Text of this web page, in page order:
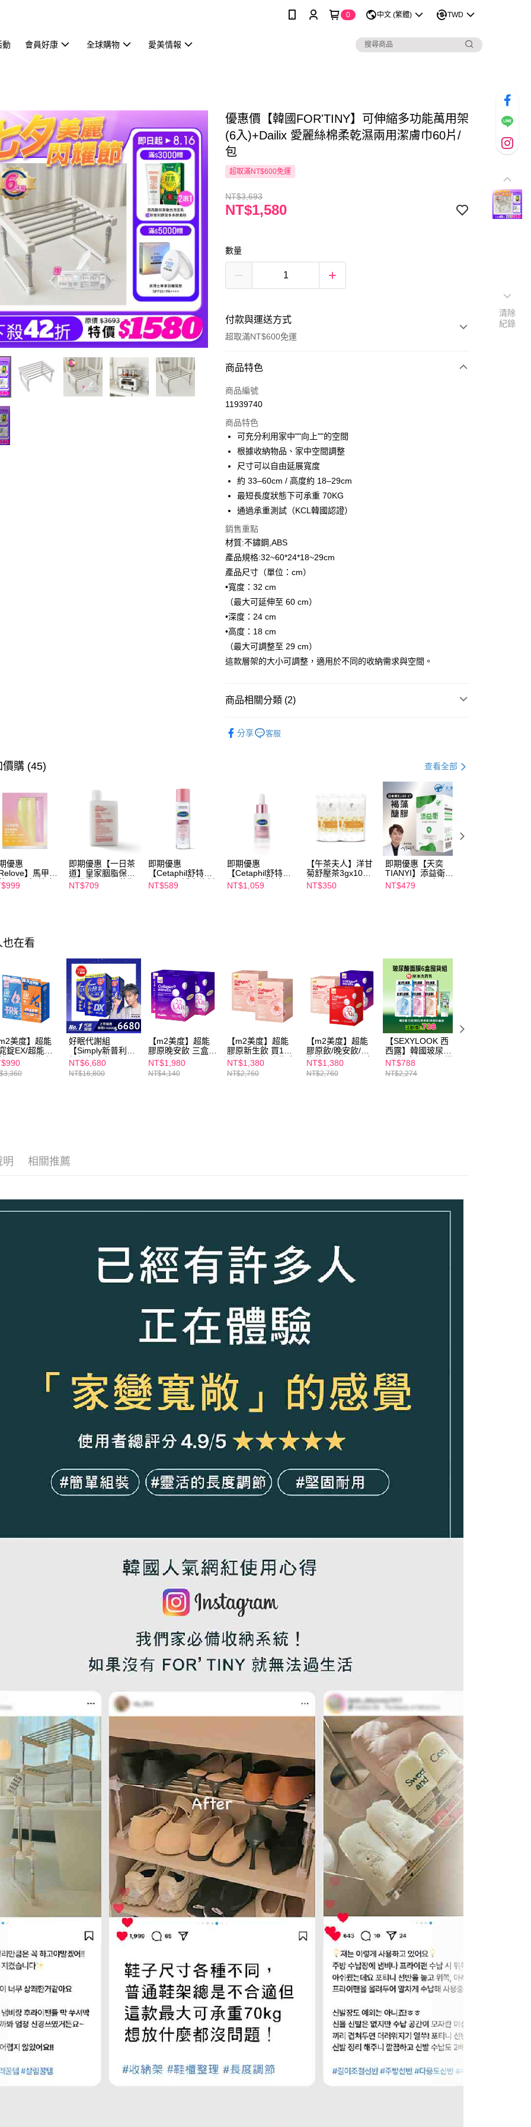
0 中文 (繁體) TWD
動 會員好康 全球購物 愛美情報
優惠價【韓國FOR'TINY】可伸縮多功能萬用架
(6入)+Dailix 愛麗絲棉柔乾濕兩用潔膚巾60片/
包
超取滿NT$600免運
NT$3,693
NT$1,580
數量
付款與運送方式
超取滿NT$600免運
付款方式
信用卡一次付款
LINE Pay
Apple Pay
街口支付
悠遊付
全盈+PAY
AFTEE先享後付
相關說明
【關於「AFTEE先享後付」】
AFTEE先享後付是「在收到商品之後才付款」的支付方式。 讓您購物簡單
便利好安心！
１．簡單：不需註冊會員、不需綁卡、不需儲值。
２．便利：只要手機號碼，簡訊認證，即可結帳。
３．安心：先確認商品／服務後，再付款。
【「AFTEE先享後付」結帳流程】
２．訂單成立數日內，您將收到繳費通知簡訊。
３．收到繳費通知簡訊後14天內，點擊此簡訊中的連結，可透過四大超商
※ 請注意：結帳手續完成當下不需立刻繳費，但若您需要取消訂單，請聯
絡購買商品的店家。未經商家同意取消之訂單仍視為有效，需透過AFTEE
※ 交易是否成功請以「AFTEE先享後付 」之結帳頁面顯示為準，若有關於
是否繳費成功／繳費後需取消欲退款等相關疑問，請聯繫「AFTEE先享後
https://netprotections.freshdesk.com/support/home
【注意事項】
１．透過由恩沛科技股份有限公司提供之「AFTEE先享後付」服務完成之
交易，需依本服務之必要範圍內提供個人資料，並將交易相關給付款項請
求債權轉讓予恩沛科技股份有限公司。
３．未成年的使用者請事先徵得法定代理人或監護人之同意方可使用
「AFTEE先享後付」，若未經同意申辦者引起之損失，本公司不負相關責
任。
ATM付款
運送方式
全家付款取貨
付款後全家取貨
萊爾富取貨付款
7-11付款取貨
每筆NT$100，滿NT$600(含以上)免運費
每筆NT$100，滿NT$600(含以上)免運費
宅配
商品特色
商品編號
11939740
商品特色
可充分利用家中""向上""的空間
根據收納物品、家中空間調整
尺寸可以自由延展寬度
約 33–60cm / 高度約 18–29cm
最短長度狀態下可承重 70KG
通過承重測試（KCL韓國認證）
銷售重點
材質:不鏽鋼,ABS
產品規格:32~60*24*18~29cm
產品尺寸（單位：cm）
•寬度：32 cm
（最大可延伸至 60 cm）
•深度：24 cm
•高度：18 cm
（最大可調整至 29 cm）
這款層架的大小可調整，適用於不同的收納需求與空間。
商品相關分類 (2)
分享 客服
價購 (45) 查看全部
優惠
】馬甲纖
24包/盒-綜合
(效期2027-
即期優惠【一日茶
道】皇家胭脂保濕
沐浴乳600ml 效期
2027/2/19
NT$709
即期優惠
【Cetaphil舒特
膚】BHR淨白煥新
化妝水 150mL 效
NT$589
即期優惠
【Cetaphil舒特
膚】BHR淨白無暇
精華液 30ml 效期
NT$1,059
【午茶夫人】洋甘
菊舒壓茶3gx10入/
包 x2
NT$350
即期優惠【天奕
TIANYI】添益衛
(30粒/盒) 日本專
利JSF-1®褐藻醣
NT$479
也在看
美度】超能
錠EX/超能馬
買1送1組
/任選2盒)
好眠代謝組
【Simply新普利】
超級夜酵素DX 100
錠/盒x3盒 木村拓
哉 代言(日韓雙
NT$6,680
NT$16,800
【m2美度】超能
膠原晚安飲 三盒組
(8入/盒)
NT$1,980
NT$4,140
【m2美度】超能
膠原新生飲 買1送
1組(8入/盒.孫藝珍
代言-膠原蛋白)
NT$1,380
NT$2,760
【m2美度】超能
膠原飲/晚安飲/新
生飲 買1送1組-孫
藝珍推薦 (8入/任
選2盒)
NT$1,380
NT$2,760
【SEXYLOOK 西
西露】韓國玻尿酸
面膜6盒組(鎖水/嫩
白/熊果素/綠番
茄)+贈乳酸菌控油
NT$788
NT$2,274
明 相關推薦
清除
紀錄